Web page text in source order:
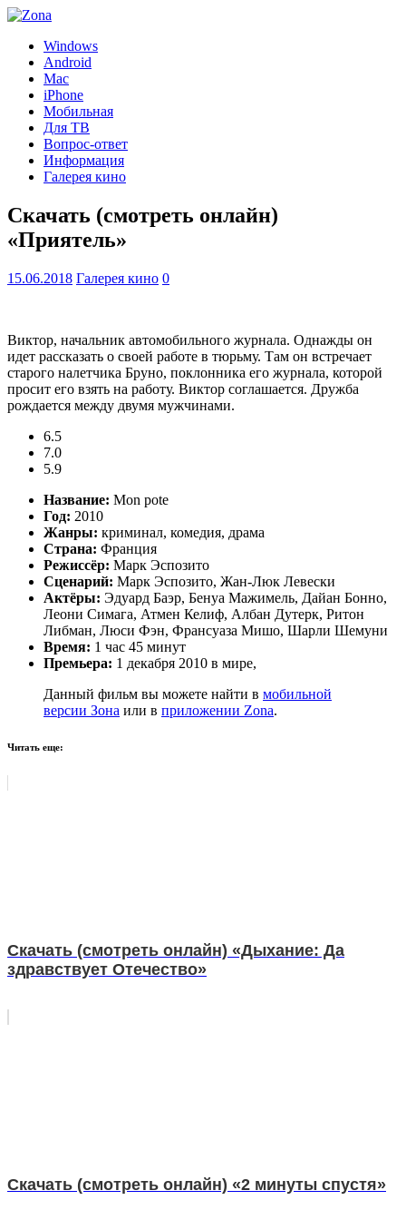
Windows
Android
Mac
iPhone
Мобильная
Для ТВ
Вопрос-ответ
Информация
Галерея кино
Скачать (смотреть онлайн)
«Приятель»
15.06.2018 Галерея кино 0
Виктор, начальник автомобильного журнала. Однажды он
идет рассказать о своей работе в тюрьму. Там он встречает
старого налетчика Бруно, поклонника его журнала, которой
просит его взять на работу. Виктор соглашается. Дружба
рождается между двумя мужчинами.
6.5
7.0
5.9
Название: Mon pote
Год: 2010
Жанры: криминал, комедия, драма
Страна: Франция
Режиссёр: Марк Эспозито
Сценарий: Марк Эспозито, Жан-Люк Левески
Актёры: Эдуард Баэр, Бенуа Мажимель, Дайан Бонно,
Леони Симага, Атмен Келиф, Албан Дутерк, Ритон
Либман, Люси Фэн, Франсуаза Мишо, Шарли Шемуни
Время: 1 час 45 минут
Премьера: 1 декабря 2010 в мире,
Данный фильм вы можете найти в мобильной
версии Зона или в приложении Zona.
Читать еще:
Скачать (смотреть онлайн) «Дыхание: Да
здравствует Отечество»
Скачать (смотреть онлайн) «2 минуты спустя»